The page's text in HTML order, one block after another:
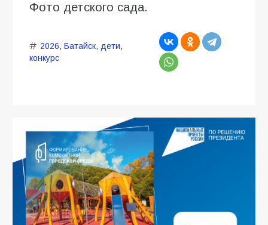
Фото детского сада.
2026, Батайск, дети,
конкурс